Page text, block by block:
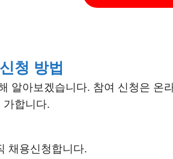
청 방법
알아보겠습니다. 참여 신청은 온
가합니다.
채용신청합니다.